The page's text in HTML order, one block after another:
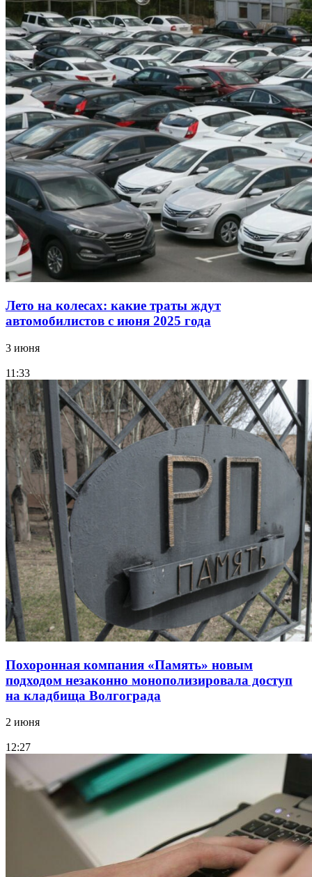
Лето на колесах: какие траты ждут
автомобилистов с июня 2025 года
3 июня
11:33
Похоронная компания «Память» новым
подходом незаконно монополизировала доступ
на кладбища Волгограда
2 июня
12:27